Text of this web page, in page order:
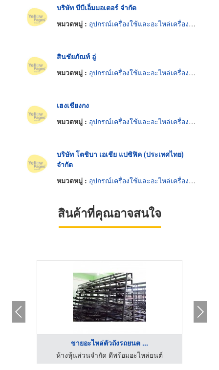
บริษัท บีบีเอ็มมอเตอร์ จำกัด
หมวดหมู่ : อุปกรณ์เครื่องใช้และอะไหล่เครื่องยนต์
สินชัยภัณท์ อู่
หมวดหมู่ : อุปกรณ์เครื่องใช้และอะไหล่เครื่องยนต์
เฮงเชียงกง
หมวดหมู่ : อุปกรณ์เครื่องใช้และอะไหล่เครื่องยนต์
บริษัท โตชิบา เอเชีย แปซิฟิค (ประเทศไทย)
จำกัด
หมวดหมู่ : อุปกรณ์เครื่องใช้และอะไหล่เครื่องยนต์
สินค้าที่คุณอาจสนใจ
ขายอะไหล่ตัวถังรถยนต ...
ห้างหุ้นส่วนจำกัด ดีพร้อมอะไหล่ยนต์